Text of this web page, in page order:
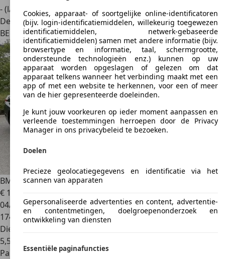
- (l/100 km)
Dealer
BE 8000Brugge
BMW 520520d Gran Turismo Aut.
€ 18.950
04/2018
174.000 km
Diesel
5,5 l/100 km (comb.)
Particulier
Cookies, apparaat- of soortgelijke online-identificatoren
(bijv. login-identificatiemiddelen, willekeurig toegewezen
identificatiemiddelen, netwerk-gebaseerde
identificatiemiddelen) samen met andere informatie (bijv.
browsertype en informatie, taal, schermgrootte,
ondersteunde technologieën enz.) kunnen op uw
apparaat worden opgeslagen of gelezen om dat
apparaat telkens wanneer het verbinding maakt met een
app of met een website te herkennen, voor een of meer
van de hier gepresenteerde doeleinden.
Je kunt jouw voorkeuren op ieder moment aanpassen en
verleende toestemmingen herroepen door de Privacy
Manager in ons privacybeleid te bezoeken.
Doelen
Precieze geolocatiegegevens en identificatie via het
scannen van apparaten
Gepersonaliseerde advertenties en content, advertentie-
en contentmetingen, doelgroepenonderzoek en
ontwikkeling van diensten
Essentiële paginafuncties